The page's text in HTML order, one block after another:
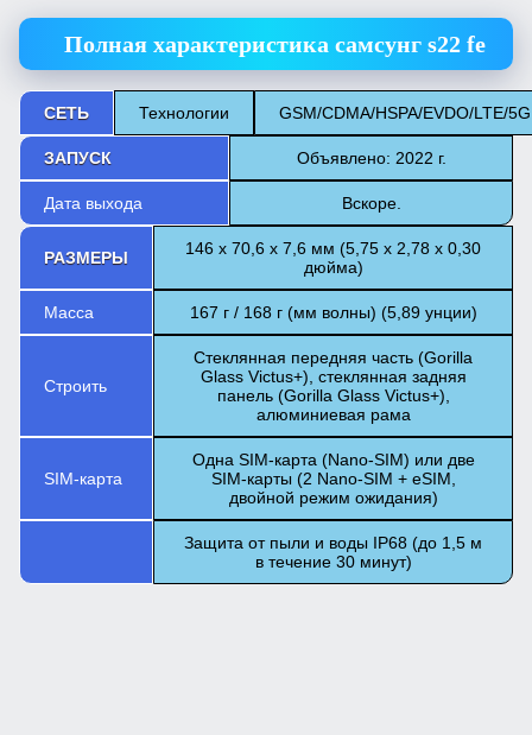
Полная характеристика самсунг s22 fe
СЕТЬ Технологии GSM/CDMA/HSPA/EVDO/LTE/5G
ЗАПУСК Объявлено: 2022 г.
Дата выхода Вскоре.
РАЗМЕРЫ
146 х 70,6 х 7,6 мм (5,75 х 2,78 х 0,30
дюйма)
Масса 167 г / 168 г (мм волны) (5,89 унции)
Строить
Стеклянная передняя часть (Gorilla
Glass Victus+), стеклянная задняя
панель (Gorilla Glass Victus+),
алюминиевая рама
SIM-карта
Одна SIM-карта (Nano-SIM) или две
SIM-карты (2 Nano-SIM + eSIM,
двойной режим ожидания)
Защита от пыли и воды IP68 (до 1,5 м
в течение 30 минут)